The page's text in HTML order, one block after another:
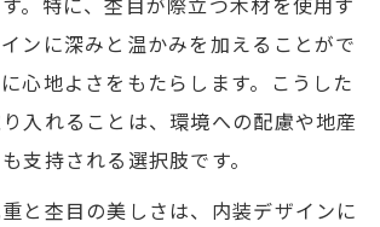
ンに深みと温かみを加えることがで
心地よさをもたらします。こうした
入れることは、環境への配慮や地産
支持される選択肢です。
と杢目の美しさは、内装デザインに